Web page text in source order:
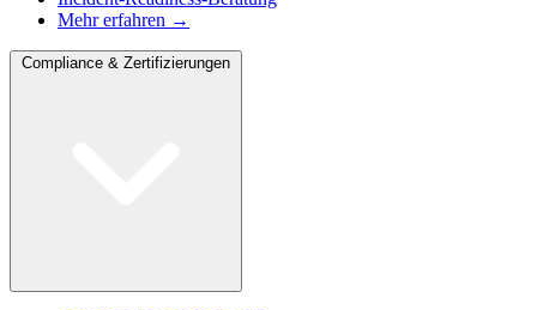
Mehr erfahren →